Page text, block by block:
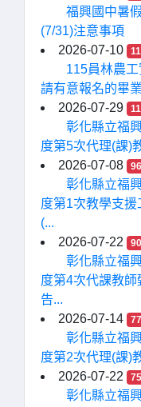
福興國中暑
(7/31)注意事項
2026-07-10
115員林農工
請有意報名的畢
2026-07-29
彰化縣立福
度第5次代理(課)
2026-07-08
96
彰化縣立福
度第1次教學支
(...
2026-07-22
90
彰化縣立福
度第4次代課教
告...
2026-07-14
77
彰化縣立福
度第2次代理(課)
2026-07-22
75
彰化縣立福